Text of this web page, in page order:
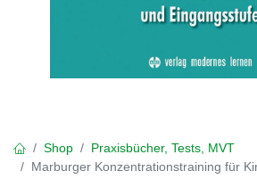
Shop
Praxisbücher, Tests, MVT
Marburger Konzentrationstraining für